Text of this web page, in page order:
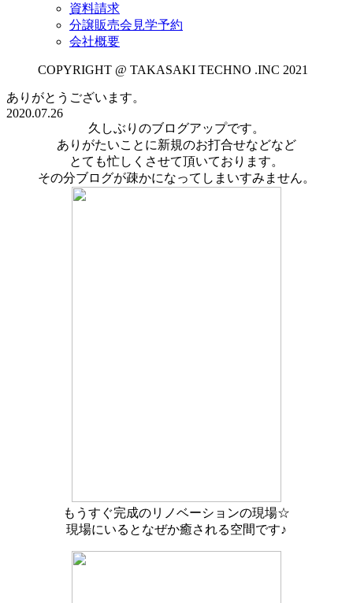
資料請求
分譲販売会見学予約
会社概要
COPYRIGHT @ TAKASAKI TECHNO .INC 2021
ありがとうございます。
2020.07.26
久しぶりのブログアップです。
ありがたいことに新規のお打合せなどなど
とても忙しくさせて頂いております。
その分ブログが疎かになってしまいすみません。
もうすぐ完成のリノベーションの現場☆
現場にいるとなぜか癒される空間です♪